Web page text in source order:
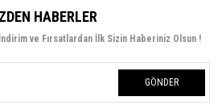
HABERLER
ve Fırsatlardan İlk Sizin Haberiniz Olsun !
GÖNDER